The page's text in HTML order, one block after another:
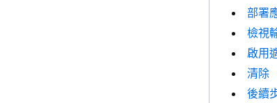
部署
檢視
啟用
清除
後續